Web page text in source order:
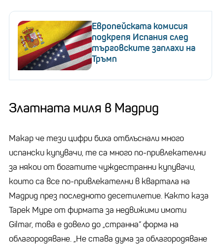
Европейската комисия
подкрепя Испания след
търговските заплахи на
Тръмп
Златната миля в Мадрид
Макар че тези цифри биха отблъснали много
испански купувачи, те са много по-привлекателни
за някои от богатите чуждестранни купувачи,
които са все по-привлекателни в квартала на
Мадрид през последното десетилетие. Както каза
Тарек Муре от фирмата за недвижими имоти
Gilmar, това е довело до „странна“ форма на
облагородяване. „Не става дума за облагородяване